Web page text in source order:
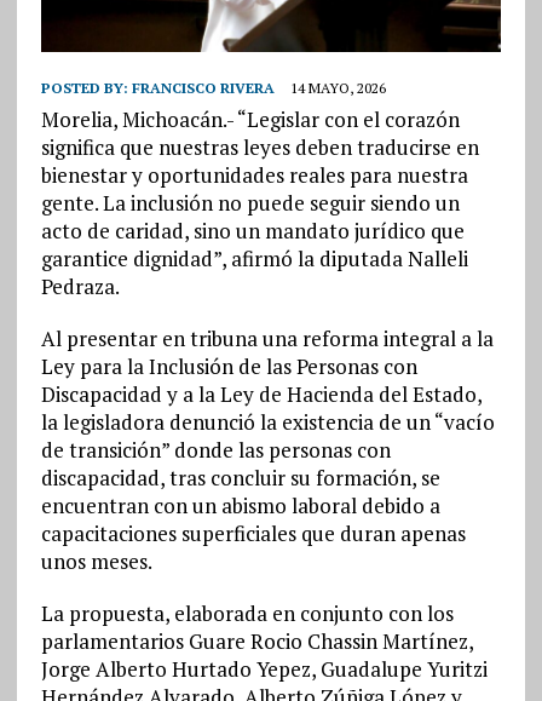
POSTED BY: FRANCISCO RIVERA 14 MAYO, 2026
Morelia, Michoacán.- “Legislar con el corazón
significa que nuestras leyes deben traducirse en
bienestar y oportunidades reales para nuestra
gente. La inclusión no puede seguir siendo un
acto de caridad, sino un mandato jurídico que
garantice dignidad”, afirmó la diputada Nalleli
Pedraza.
Al presentar en tribuna una reforma integral a la
Ley para la Inclusión de las Personas con
Discapacidad y a la Ley de Hacienda del Estado,
la legisladora denunció la existencia de un “vacío
de transición” donde las personas con
discapacidad, tras concluir su formación, se
encuentran con un abismo laboral debido a
capacitaciones superficiales que duran apenas
unos meses.
La propuesta, elaborada en conjunto con los
parlamentarios Guare Rocio Chassin Martínez,
Jorge Alberto Hurtado Yepez, Guadalupe Yuritzi